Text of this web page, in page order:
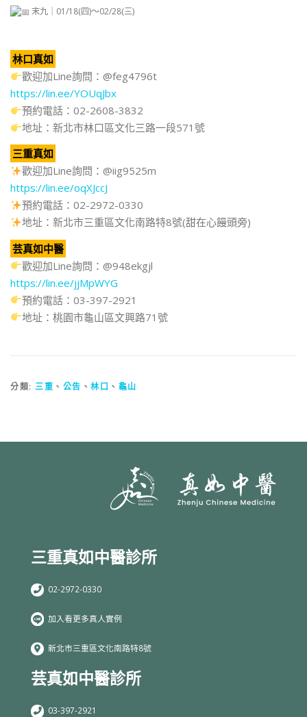
末九｜01/18(四)～02/28(三)
林口真如
歡迎加Line詢問：@feg4796t
https://lin.ee/YOUqJbx
預約電話：02-2608-3832
地址：新北市林口區文化三路一段571號
三重真如
歡迎加Line詢問：@iig9525m
https://lin.ee/oqXJccJ
預約電話：02-2972-0330
地址：新北市三重區文化南路特8號(甜在心饅頭旁)
芸真如中醫
歡迎加Line詢問：@948ekgjl
https://lin.ee/jjMpWYG
預約電話：03-397-2921
地址：桃園市龜山區文興路71號
分類: 三重 、 公告 、 林口 、 龜山
三重真如中醫診所
02-2972-0330
加入看更多真人實例
新北市三重區文化南路特8號
芸真如中醫診所
03-397-2921